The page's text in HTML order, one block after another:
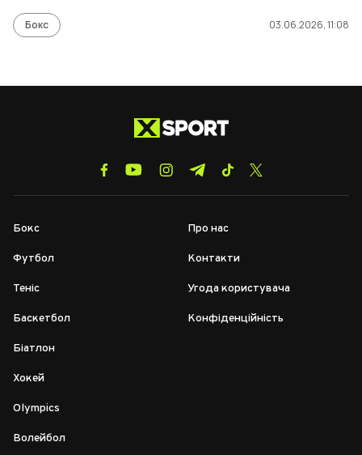
Бокс 03.06.2026, 11:08
Бокс
Футбол
Теніс
Баскетбол
Біатлон
Хокей
Olympics
Волейбол
Про нас
Контакти
Угода користувача
Конфіденційність